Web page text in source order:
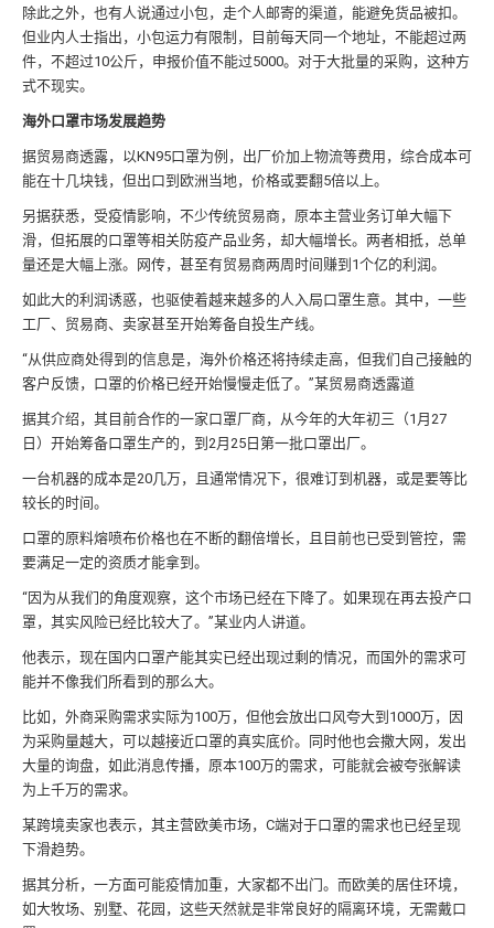
除此之外，也有人说通过小包，走个人邮寄的渠道，能避免货品被扣。
但业内人士指出，小包运力有限制，目前每天同一个地址，不能超过两
件，不超过10公斤，申报价值不能过5000。对于大批量的采购，这种方
式不现实。
海外口罩市场发展趋势
据贸易商透露，以KN95口罩为例，出厂价加上物流等费用，综合成本可
能在十几块钱，但出口到欧洲当地，价格或要翻5倍以上。
另据获悉，受疫情影响，不少传统贸易商，原本主营业务订单大幅下
滑，但拓展的口罩等相关防疫产品业务，却大幅增长。两者相抵，总单
量还是大幅上涨。网传，甚至有贸易商两周时间赚到1个亿的利润。
如此大的利润诱惑，也驱使着越来越多的人入局口罩生意。其中，一些
工厂、贸易商、卖家甚至开始筹备自投生产线。
“从供应商处得到的信息是，海外价格还将持续走高，但我们自己接触的
客户反馈，口罩的价格已经开始慢慢走低了。”某贸易商透露道
据其介绍，其目前合作的一家口罩厂商，从今年的大年初三（1月27
日）开始筹备口罩生产的，到2月25日第一批口罩出厂。
一台机器的成本是20几万，且通常情况下，很难订到机器，或是要等比
较长的时间。
口罩的原料熔喷布价格也在不断的翻倍增长，且目前也已受到管控，需
要满足一定的资质才能拿到。
“因为从我们的角度观察，这个市场已经在下降了。如果现在再去投产口
罩，其实风险已经比较大了。”某业内人讲道。
他表示，现在国内口罩产能其实已经出现过剩的情况，而国外的需求可
能并不像我们所看到的那么大。
比如，外商采购需求实际为100万，但他会放出口风夸大到1000万，因
为采购量越大，可以越接近口罩的真实底价。同时他也会撒大网，发出
大量的询盘，如此消息传播，原本100万的需求，可能就会被夸张解读
为上千万的需求。
某跨境卖家也表示，其主营欧美市场，C端对于口罩的需求也已经呈现
下滑趋势。
据其分析，一方面可能疫情加重，大家都不出门。而欧美的居住环境，
如大牧场、别墅、花园，这些天然就是非常良好的隔离环境，无需戴口